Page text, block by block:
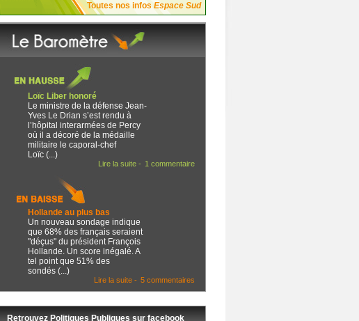
Toutes nos infos Espace Sud
Loïc Liber honoré
Le ministre de la défense Jean-
Yves Le Drian s’est rendu à
l’hôpital interarmées de Percy
où il a décoré de la médaille
militaire le caporal-chef
Loïc (...)
1 commentaire
Lire la suite -
Hollande au plus bas
Un nouveau sondage indique
que 68% des français seraient
"déçus" du président François
Hollande. Un score inégalé. A
tel point que 51% des
sondés (...)
5 commentaires
Lire la suite -
Retrouvez Politiques Publiques sur facebook